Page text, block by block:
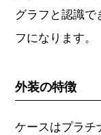
グラフと認識
フになります。
外装の特徴
ケースはプラチ